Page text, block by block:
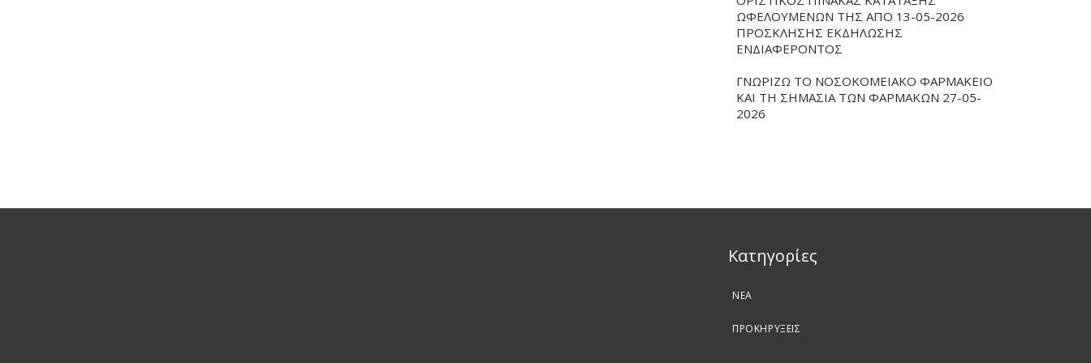
ΩΦΕΛΟΥΜΕΝΩΝ ΤΗΣ ΑΠΟ 13-05-2026
ΠΡΟΣΚΛΗΣΗΣ ΕΚΔΗΛΩΣΗΣ
ΕΝΔΙΑΦΕΡΟΝΤΟΣ
ΓΝΩΡΙΖΩ ΤΟ ΝΟΣΟΚΟΜΕΙΑΚΟ ΦΑΡΜΑΚΕΙΟ
ΚΑΙ ΤΗ ΣΗΜΑΣΙΑ ΤΩΝ ΦΑΡΜΑΚΩΝ 27-05-
2026
Kατηγορίες
ΝΕΑ
ΠΡΟΚΗΡΥΞΕΙΣ